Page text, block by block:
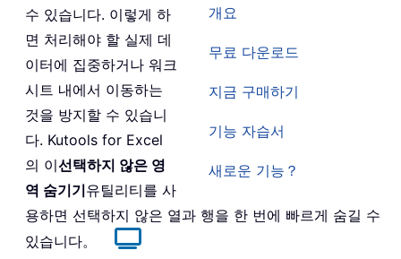
개요
무료 다운로드
지금 구매하기
기능 자습서
새로운 기능？
수 있습니다. 이렇게 하
면 처리해야 할 실제 데
이터에 집중하거나 워크
시트 내에서 이동하는
것을 방지할 수 있습니
다. Kutools for Excel
의 이선택하지 않은 영
역 숨기기유틸리티를 사
용하면 선택하지 않은 열과 행을 한 번에 빠르게 숨길 수
있습니다。